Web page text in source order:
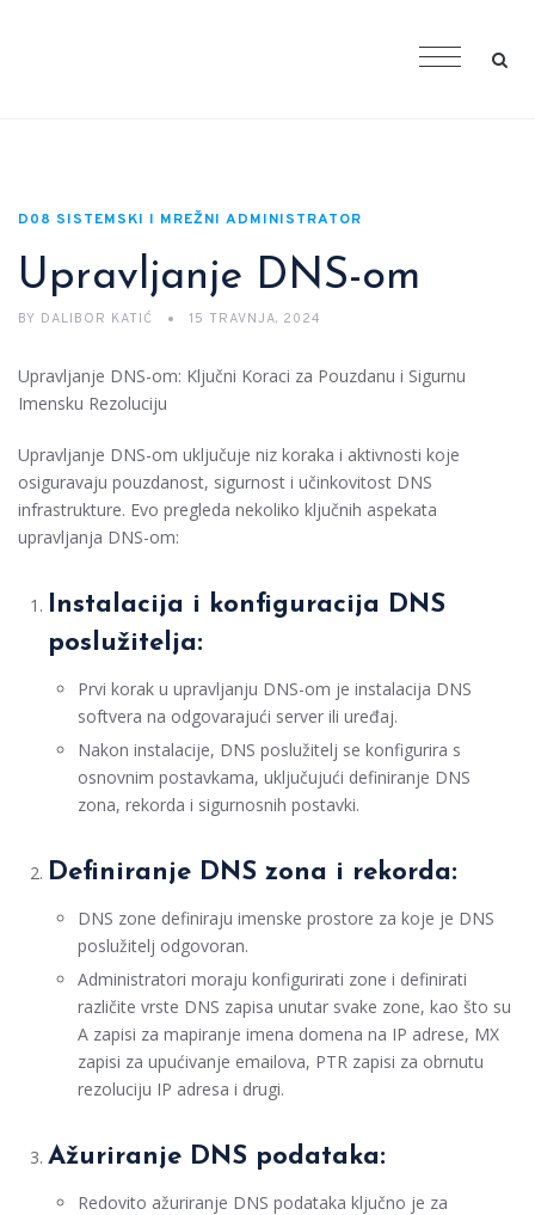
D08 SISTEMSKI I MREŽNI ADMINISTRATOR
Upravljanje DNS-om
BY DALIBOR KATIĆ 15 TRAVNJA, 2024
Upravljanje DNS-om: Ključni Koraci za Pouzdanu i Sigurnu
Imensku Rezoluciju
Upravljanje DNS-om uključuje niz koraka i aktivnosti koje
osiguravaju pouzdanost, sigurnost i učinkovitost DNS
infrastrukture. Evo pregleda nekoliko ključnih aspekata
upravljanja DNS-om:
Instalacija i konfiguracija DNS
poslužitelja:
Prvi korak u upravljanju DNS-om je instalacija DNS
softvera na odgovarajući server ili uređaj.
Nakon instalacije, DNS poslužitelj se konfigurira s
osnovnim postavkama, uključujući definiranje DNS
zona, rekorda i sigurnosnih postavki.
Definiranje DNS zona i rekorda:
DNS zone definiraju imenske prostore za koje je DNS
poslužitelj odgovoran.
Administratori moraju konfigurirati zone i definirati
različite vrste DNS zapisa unutar svake zone, kao što su
A zapisi za mapiranje imena domena na IP adrese, MX
zapisi za upućivanje emailova, PTR zapisi za obrnutu
rezoluciju IP adresa i drugi.
Ažuriranje DNS podataka:
Redovito ažuriranje DNS podataka ključno je za